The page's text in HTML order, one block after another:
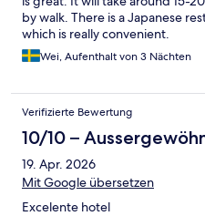
by walk. There is a Japanese
which is really convenient.
Wei, Aufenthalt von 3 Nächten
Verifizierte Bewertung
10/10 –
19. Apr. 2026
Mit Google übersetzen
Excelente hotel